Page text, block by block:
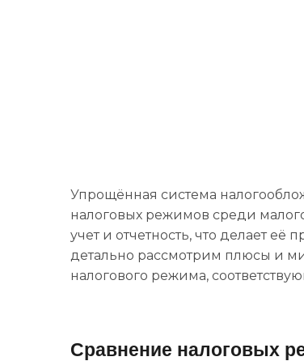
Упрощённая система
налоговых режимов среди
учет и отчетность, что делает
детально рассмотрим плюсы и
налогового режима,
Сравнение налоговых